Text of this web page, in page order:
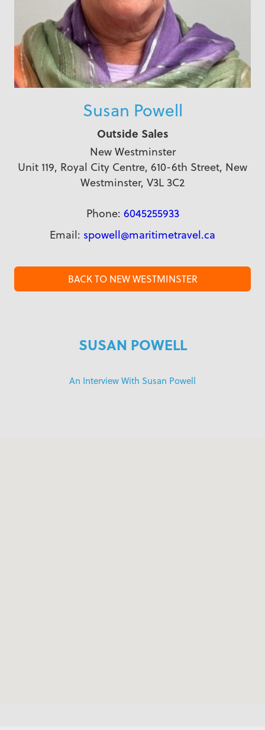
Susan Powell
Outside Sales
New Westminster
Unit 119, Royal City Centre, 610-6th Street, New
Westminster, V3L 3C2
Phone: 6045255933
Email: spowell@maritimetravel.ca
BACK TO NEW WESTMINSTER
SUSAN POWELL
An Interview With Susan Powell